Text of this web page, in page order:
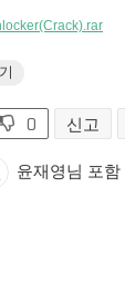
0 신고
윤재영님 포함